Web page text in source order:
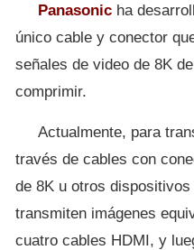
Panasonic ha
único cable y conector
señales de video de 8K
comprimir.
Actualmente, para
través de cables con
de 8K u otros
transmiten imágenes
cuatro cables HDMI, y